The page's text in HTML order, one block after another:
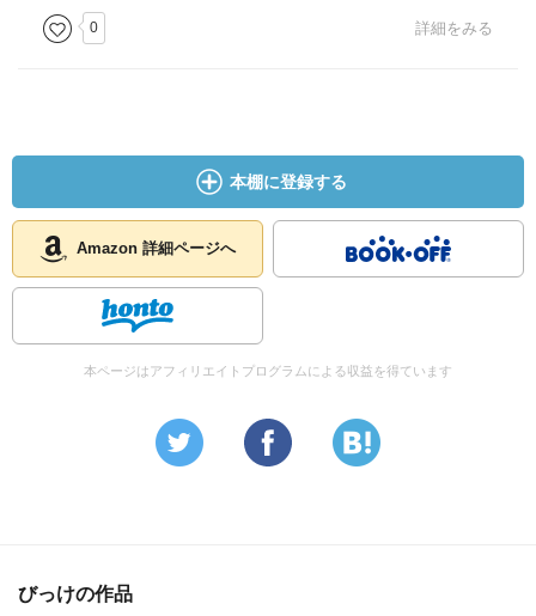
0 詳細をみる
本棚に登録する
Amazon 詳細ページへ
本ページはアフィリエイトプログラムによる収益を得ています
びっけの作品